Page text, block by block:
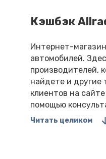
Кэшбэк
Интернет-
автомобилей.
производителей,
найдете и другие
клиентов на
помощью
Читать целиком